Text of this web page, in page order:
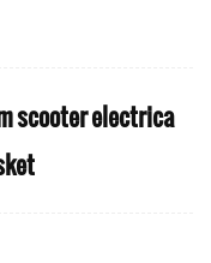
scooter electrica